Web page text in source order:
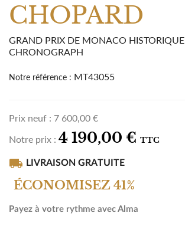
CHOPARD
GRAND PRIX DE MONACO HISTORIQUE
CHRONOGRAPH
Notre référence : MT43055
Prix neuf : 7 600,00 €
Notre prix : 4 190,00 € TTC
local_shipping LIVRAISON GRATUITE
ÉCONOMISEZ 41%
Payez à votre rythme avec Alma